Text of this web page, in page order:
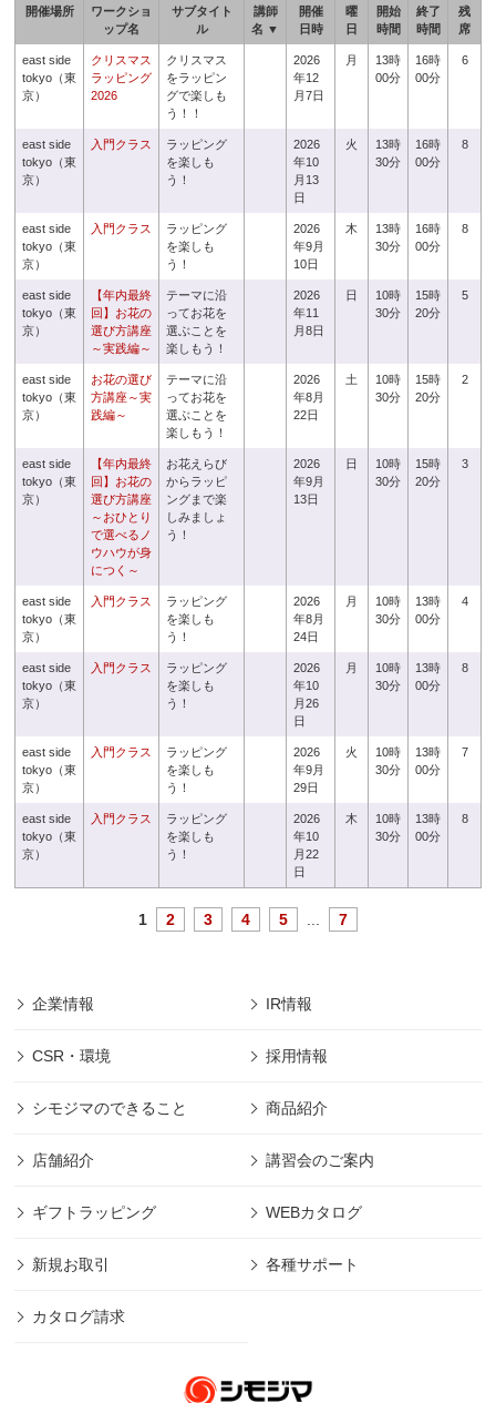
開催場所
ワークショ
ップ名
サブタイト
ル
講師
名 ▼
開催
日時
曜
日
開始
時間
終了
時間
残
席
east side
tokyo（東
京）
クリスマス
ラッピング
2026
クリスマス
をラッピン
グで楽しも
う！！
2026
年12
月7日
月
13時
00分
16時
00分
6
east side
tokyo（東
京）
入門クラス
ラッピング
を楽しも
う！
2026
年10
月13
日
火
13時
30分
16時
00分
8
east side
tokyo（東
京）
入門クラス
ラッピング
を楽しも
う！
2026
年9月
10日
木
13時
30分
16時
00分
8
east side
tokyo（東
京）
【年内最終
回】お花の
選び方講座
～実践編～
テーマに沿
ってお花を
選ぶことを
楽しもう！
2026
年11
月8日
日
10時
30分
15時
20分
5
east side
tokyo（東
京）
お花の選び
方講座～実
践編～
テーマに沿
ってお花を
選ぶことを
楽しもう！
2026
年8月
22日
土
10時
30分
15時
20分
2
east side
tokyo（東
京）
【年内最終
回】お花の
選び方講座
～おひとり
で選べるノ
ウハウが身
につく～
お花えらび
からラッピ
ングまで楽
しみましょ
う！
2026
年9月
13日
日
10時
30分
15時
20分
3
east side
tokyo（東
京）
入門クラス
ラッピング
を楽しも
う！
2026
年8月
24日
月
10時
30分
13時
00分
4
east side
tokyo（東
京）
入門クラス
ラッピング
を楽しも
う！
2026
年10
月26
日
月
10時
30分
13時
00分
8
east side
tokyo（東
京）
入門クラス
ラッピング
を楽しも
う！
2026
年9月
29日
火
10時
30分
13時
00分
7
east side
tokyo（東
京）
入門クラス
ラッピング
を楽しも
う！
2026
年10
月22
日
木
10時
30分
13時
00分
8
1 2 3 4 5 7
企業情報 IR情報
CSR・環境 採用情報
シモジマのできること 商品紹介
店舗紹介 講習会のご案内
ギフトラッピング WEBカタログ
新規お取引 各種サポート
カタログ請求